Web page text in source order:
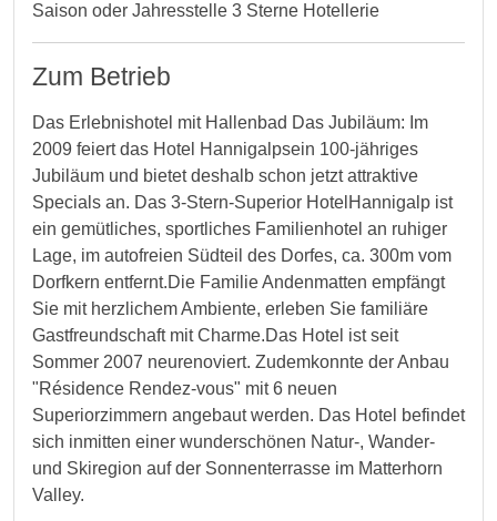
Saison oder Jahresstelle 3 Sterne Hotellerie
Zum Betrieb
Das Erlebnishotel mit Hallenbad Das Jubiläum: Im
2009 feiert das Hotel Hannigalpsein 100-jähriges
Jubiläum und bietet deshalb schon jetzt attraktive
Specials an. Das 3-Stern-Superior HotelHannigalp ist
ein gemütliches, sportliches Familienhotel an ruhiger
Lage, im autofreien Südteil des Dorfes, ca. 300m vom
Dorfkern entfernt.Die Familie Andenmatten empfängt
Sie mit herzlichem Ambiente, erleben Sie familiäre
Gastfreundschaft mit Charme.Das Hotel ist seit
Sommer 2007 neurenoviert. Zudemkonnte der Anbau
"Résidence Rendez-vous" mit 6 neuen
Superiorzimmern angebaut werden. Das Hotel befindet
sich inmitten einer wunderschönen Natur-, Wander-
und Skiregion auf der Sonnenterrasse im Matterhorn
Valley.